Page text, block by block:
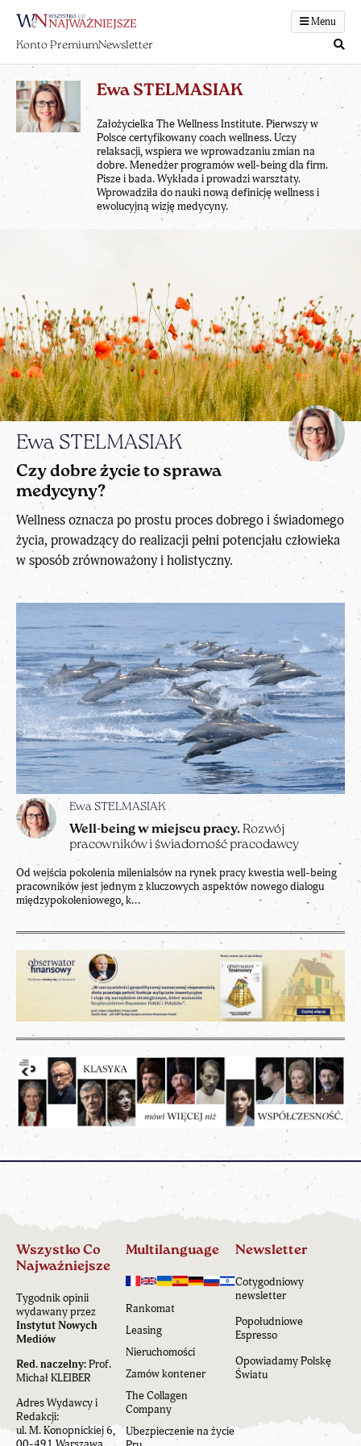
Menu
Konto PremiumNewsletter
Ewa STELMASIAK
Założycielka The Wellness Institute. Pierwszy w
Polsce certyfikowany coach wellness. Uczy
relaksacji, wspiera we wprowadzaniu zmian na
dobre. Menedżer programów well-being dla firm.
Pisze i bada. Wykłada i prowadzi warsztaty.
Wprowadziła do nauki nową definicję wellness i
ewolucyjną wizję medycyny.
Ewa STELMASIAK
Czy dobre życie to sprawa
medycyny?
Wellness oznacza po prostu proces dobrego i świadomego
życia, prowadzący do realizacji pełni potencjału człowieka
w sposób zrównoważony i holistyczny.
Ewa STELMASIAK
Well-being w miejscu pracy. Rozwój
pracowników i świadomość pracodawcy
Od wejścia pokolenia milenialsów na rynek pracy kwestia well-being
pracowników jest jednym z kluczowych aspektów nowego dialogu
międzypokoleniowego, k...
Wszystko Co
Najważniejsze
Tygodnik opinii
wydawany przez
Instytut Nowych
Mediów
Red. naczelny:Prof.
Michał KLEIBER
Adres Wydawcy i
Redakcji:
ul. M. Konopnickiej 6,
Multilanguage
Rankomat
Leasing
Nieruchomości
Zamów kontener
The Collagen
Company
Ubezpieczenie na życie
Newsletter
Cotygodniowy
newsletter
Popołudniowe
Espresso
Opowiadamy Polskę
Światu